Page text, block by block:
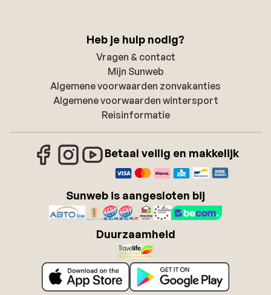
Heb je hulp nodig?
Vragen & contact
Mijn Sunweb
Algemene voorwaarden zonvakanties
Algemene voorwaarden wintersport
Reisinformatie
Betaal veilig en makkelijk
Sunweb is aangesloten bij
Duurzaamheid